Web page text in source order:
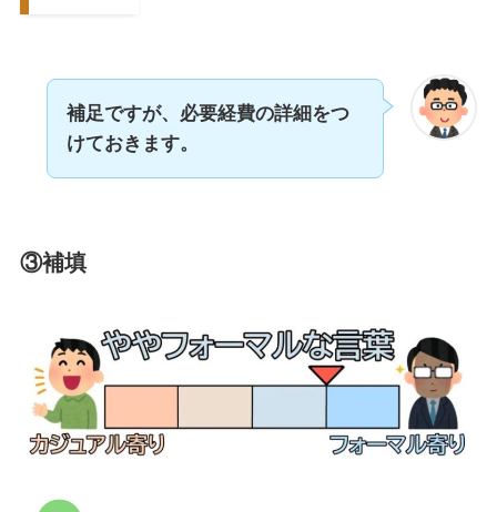
補足ですが、必要経費の詳細をつ
けておきます。
③補填